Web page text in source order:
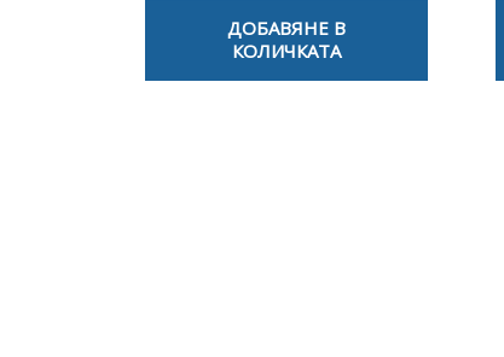
ДОБАВЯНЕ В
КОЛИЧКАТА